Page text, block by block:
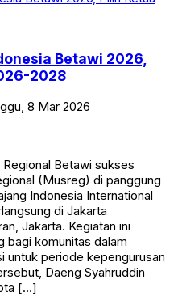
Betawi 2026,
2028
8 Mar 2026
Betawi sukses
(Musreg) di panggung
Indonesia International
di Jakarta
Jakarta. Kegiatan ini
bagi komunitas dalam
untuk periode kepengurusan
Daeng Syahruddin
[…]